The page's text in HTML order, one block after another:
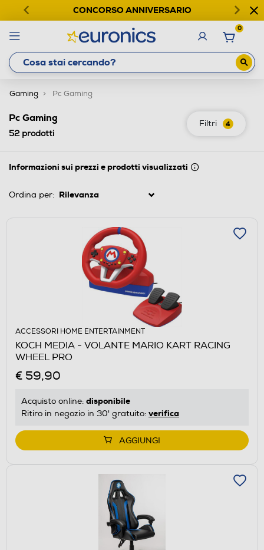
CONCORSO ANNIVERSARIO
0
Gaming Pc Gaming
Filtri 4
Pc Gaming
52prodotti
Informazioni sui prezzi e prodotti visualizzati
Ordina per:
ACCESSORI HOME ENTERTAINMENT
KOCH MEDIA - VOLANTE MARIO KART RACING
WHEEL PRO
€ 59,90
Acquisto online: disponibile
Ritiro in negozio in 30' gratuito: verifica
AGGIUNGI